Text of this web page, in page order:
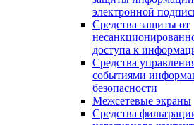
электронной
Средства защиты от
доступа к
Средства
событиями
безопасности
Межсетевые экраны
Средства